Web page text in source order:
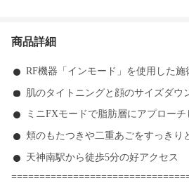
商品詳細
RF機器「インモード」を使用した施
肌のタイトニングと顔のサイズダ
ミニFXモードで脂肪層にアプローチ
頬のもたつきや二重あごをすっきり
天神南駅から徒歩5分の好アクセス